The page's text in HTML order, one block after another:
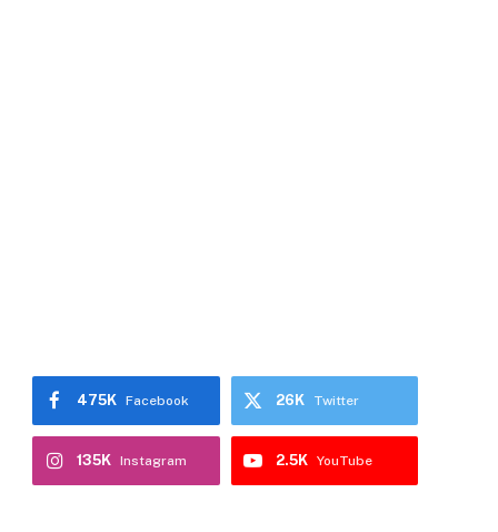
Facebook
475K Twitter
26K
Instagram
135K YouTube
2.5K